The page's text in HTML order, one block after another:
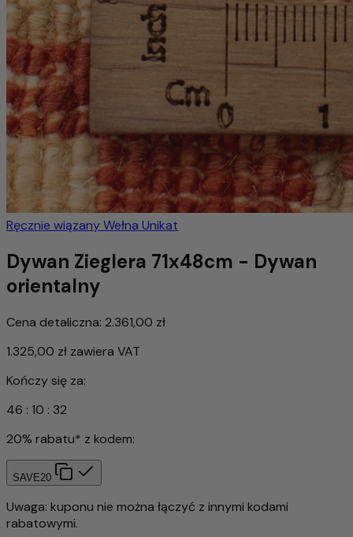
Ręcznie wiązanyWełna Unikat
Dywan Zieglera 71x48cm - Dywan
orientalny
Cena detaliczna: 2.361,00 zł
1.325,00 zł zawiera VAT
Kończy się za:
46 : 10 : 30
20% rabatu* z kodem:
SAVE20
Uwaga: kuponu nie można łączyć z innymi kodami
rabatowymi.